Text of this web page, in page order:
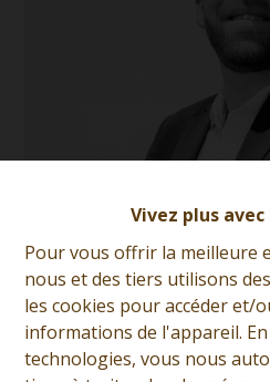
Vivez plus
Pour vous offrir la meilleure
nous et des tiers utilisons
les cookies pour accéder et/
informations de l'appareil.
technologies, vous nous
Romain
Demande
+32 (0)65